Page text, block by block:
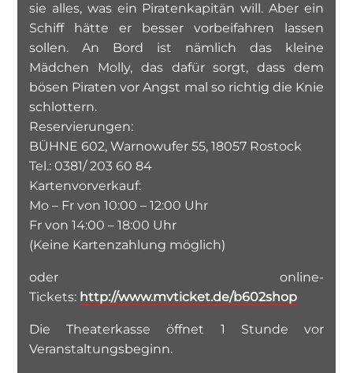
sie alles, was ein Piratenkapitän will. Aber ein
Schiff hätte er besser vorbeifahren lassen
sollen. An Bord ist nämlich das kleine
Mädchen Molly, das dafür sorgt, dass dem
bösen Piraten vor Angst mal so richtig die Knie
schlottern.
Reservierungen:
BÜHNE 602, Warnowufer 55, 18057 Rostock
Tel.: 0381/ 203 60 84
Kartenvorverkauf:
Mo – Fr von 10:00 – 12:00 Uhr
Fr von 14:00 – 18:00 Uhr
(Keine Kartenzahlung möglich)
oder online-
Tickets: http://www.mvticket.de/b602shop
Die Theaterkasse öffnet 1 Stunde vor
Veranstaltungsbeginn.